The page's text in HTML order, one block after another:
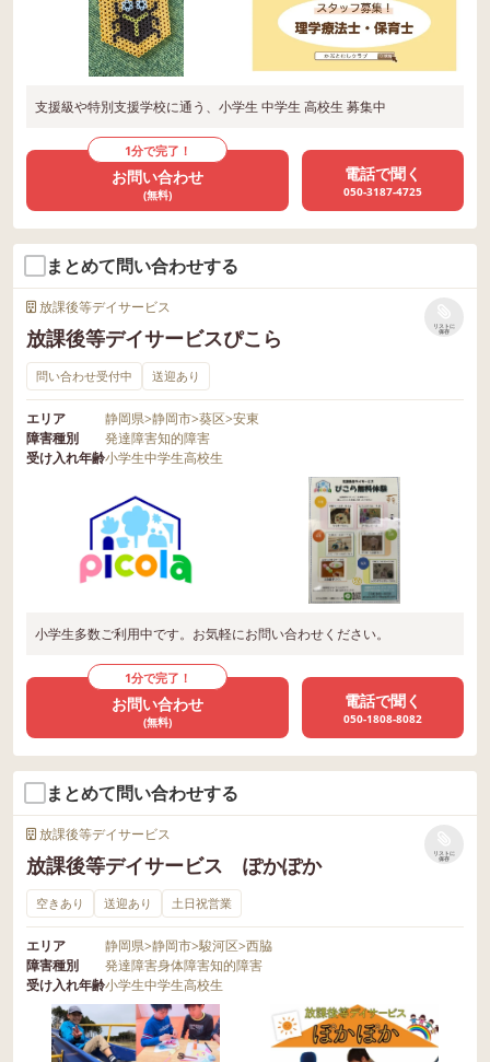
支援級や特別支援学校に通う、小学生 中学生 高校生 募集中
1分で完了！
お問い合わせ
(無料)
電話で聞く
050-3187-4725
まとめて問い合わせする
放課後等デイサービス
放課後等デイサービスぴこら
リストに
保存
問い合わせ受付中 送迎あり
エリア 静岡県>静岡市>葵区>安東
障害種別
発達障害知的障害
受け入れ年齢小学生中学生高校生
小学生多数ご利用中です。お気軽にお問い合わせください。
1分で完了！
お問い合わせ
(無料)
電話で聞く
050-1808-8082
まとめて問い合わせする
放課後等デイサービス
放課後等デイサービス ぽかぽか
リストに
保存
空きあり 送迎あり 土日祝営業
エリア 静岡県>静岡市>駿河区>西脇
障害種別
発達障害身体障害知的障害
受け入れ年齢小学生中学生高校生